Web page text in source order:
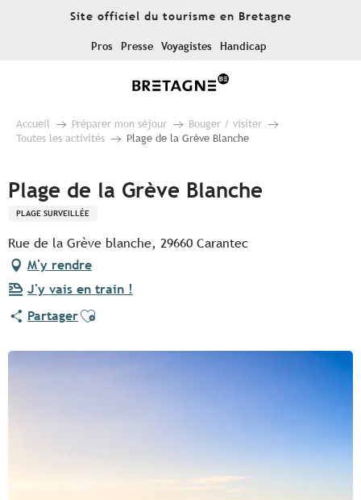
Site officiel du tourisme en Bretagne
Pros Presse Voyagistes Handicap
Accueil Préparer mon séjour
Bouger / visiter
Toutes les activités
Plage de la Grève Blanche
Plage de la Grève Blanche
PLAGE SURVEILLÉE
Rue de la Grève blanche, 29660 Carantec
M'y rendre
J'y vais en train !
PartagerAjouter aux favoris